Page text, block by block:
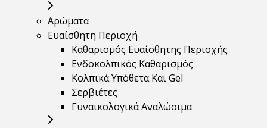
Αρώματα
Ευαίσθητη Περιοχή
Καθαρισμός Ευαίσθητης Περιοχής
Ενδοκολπικός Καθαρισμός
Κολπικά Υπόθετα Και Gel
Σερβιέτες
Γυναικολογικά Αναλώσιμα